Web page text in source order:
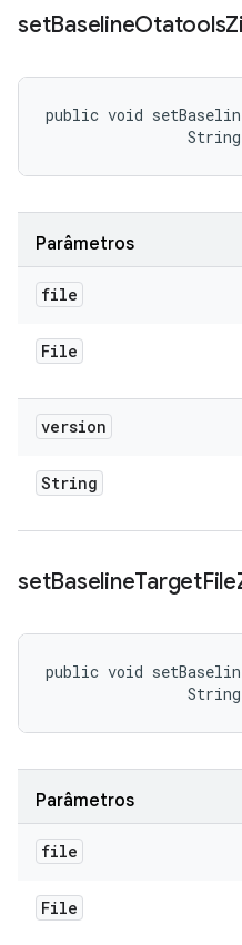
setBaselineOtatools
public void
Parâmetros
file
File
version
String
setBaselineTargetFile
public void
Parâmetros
file
File